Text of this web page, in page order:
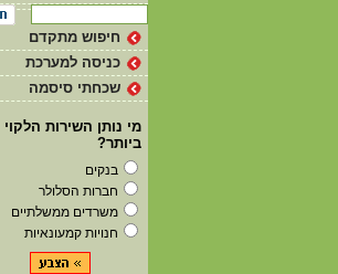
חיפוש מתקדם
כניסה למערכת
שכחתי סיסמה
מי נותן השירות הלקוי
ביותר?
בנקים
חברות הסלולר
משרדים ממשלתיים
חנויות קמעונאיות